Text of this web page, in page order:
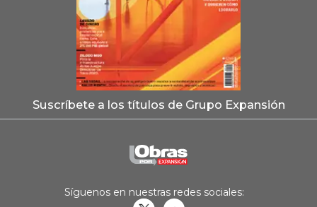
Suscríbete a los títulos de Grupo Expansión
Síguenos en nuestras redes sociales: